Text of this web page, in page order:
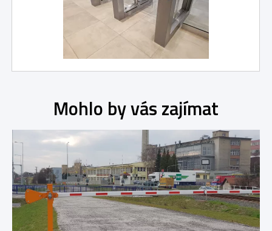
Mohlo by vás zajímat